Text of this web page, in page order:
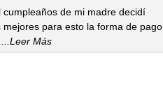
de mi madre decidí
para esto la forma de pago
...Leer Más